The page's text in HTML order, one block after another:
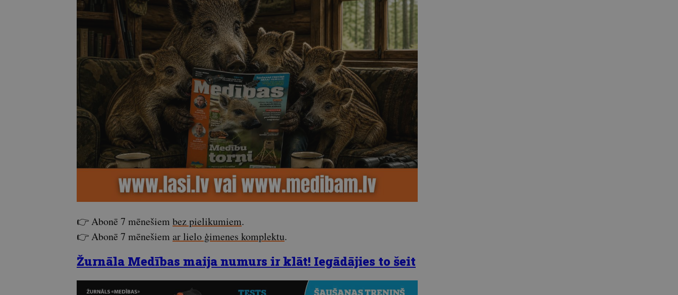
👉 Abonē 7 mēnešiem bez pielikumiem.
👉 Abonē 7 mēnešiem ar lielo ģimenes komplektu.
Žurnāla Medības maija numurs ir klāt! Iegādājies to šeit